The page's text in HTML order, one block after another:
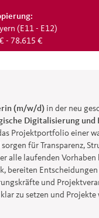
(E11 - E12)
- 78.615 €
(m/w/d) in der neu
Digitalisierung und
Projektportfolio einer
für Transparenz,
alle laufenden Vorhaben
bereiten
und
zu setzen und Projekte